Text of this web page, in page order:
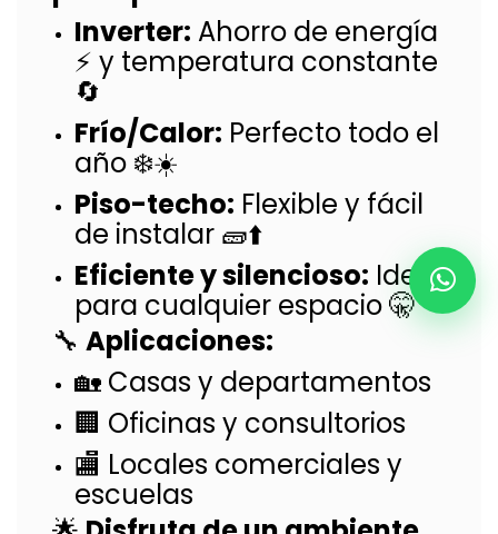
Inverter: Ahorro de energía
⚡ y temperatura constante
🔄
Frío/Calor: Perfecto todo el
año ❄️☀️
Piso-techo: Flexible y fácil
de instalar 🧱⬆️
Eficiente y silencioso: Ideal
para cualquier espacio 🤫
🔧 Aplicaciones:
🏡 Casas y departamentos
🏢 Oficinas y consultorios
🏬 Locales comerciales y
escuelas